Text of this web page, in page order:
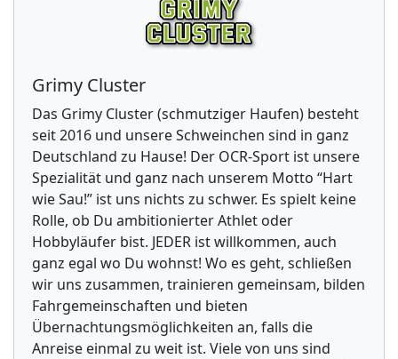
Grimy Cluster
Das Grimy Cluster (schmutziger Haufen) besteht
seit 2016 und unsere Schweinchen sind in ganz
Deutschland zu Hause! Der OCR-Sport ist unsere
Spezialität und ganz nach unserem Motto “Hart
wie Sau!” ist uns nichts zu schwer. Es spielt keine
Rolle, ob Du ambitionierter Athlet oder
Hobbyläufer bist. JEDER ist willkommen, auch
ganz egal wo Du wohnst! Wo es geht, schließen
wir uns zusammen, trainieren gemeinsam, bilden
Fahrgemeinschaften und bieten
Übernachtungsmöglichkeiten an, falls die
Anreise einmal zu weit ist. Viele von uns sind